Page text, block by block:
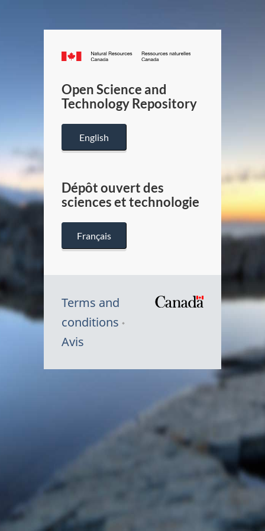
Canada.ca
/
Canada
Open Science and
Technology Repository
English
Dépôt ouvert des
sciences et technologie
Français
Terms and
conditions
Avis
du